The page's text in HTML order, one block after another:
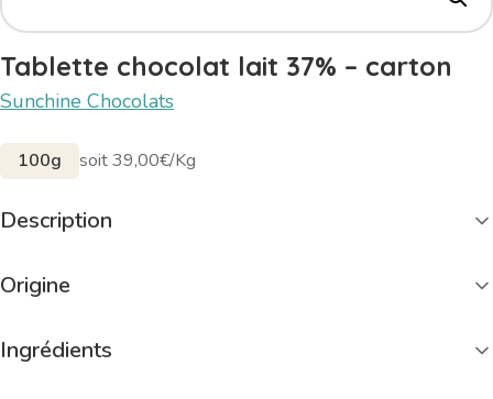
Tablette chocolat lait 37% – carton
Sunchine Chocolats
100g soit 39,00€/Kg
Description
Origine
Ingrédients